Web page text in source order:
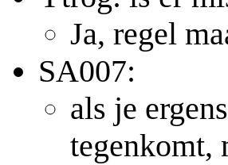
Ja, regel
SA007:
als je
tegenkomt,